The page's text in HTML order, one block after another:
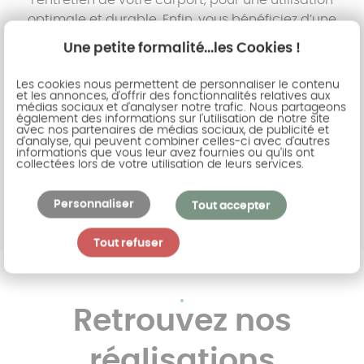
optimale et durable. Enfin, vous bénéficiez d’une
garantie sur votre installation pour une
tranquillité d’esprit maximale. La commande se
règle via un paiement sécurisé, et la livraison
ainsi que l’installation sont assurées en Belgique.
Devis gratuit
Retrouvez nos
Une petite formalité...les Cookies !
Les cookies nous permettent de personnaliser le contenu
et les annonces, d'offrir des fonctionnalités relatives aux
médias sociaux et d'analyser notre trafic. Nous partageons
également des informations sur l'utilisation de notre site
avec nos partenaires de médias sociaux, de publicité et
d'analyse, qui peuvent combiner celles-ci avec d'autres
informations que vous leur avez fournies ou qu'ils ont
collectées lors de votre utilisation de leurs services.
Tout accepter
Tout refuser
Personnaliser